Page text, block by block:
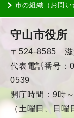
市の組織（お問い
守山市役所
〒524-8585 滋
代表電話番号
0539
開庁時間：9時
（土曜日、日曜